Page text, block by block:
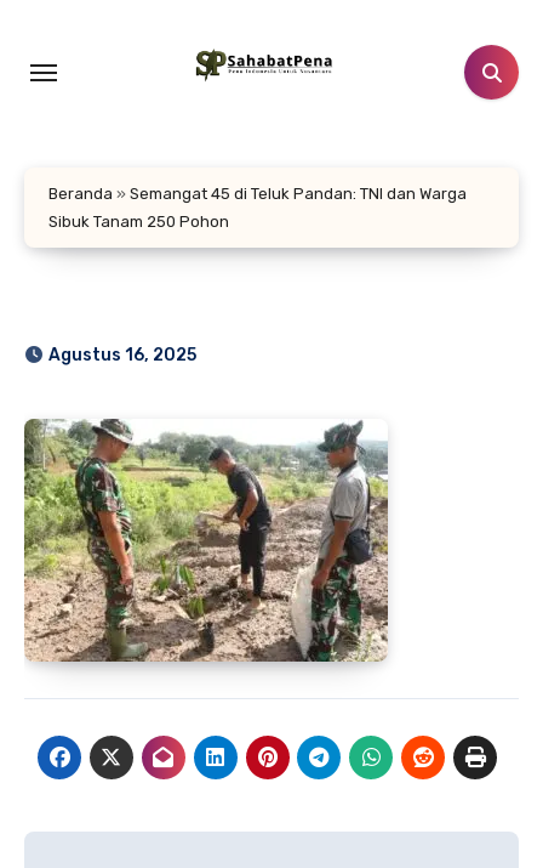
konten
Beranda » Semangat 45 di Teluk Pandan: TNI dan Warga
Sibuk Tanam 250 Pohon
Agustus 16, 2025